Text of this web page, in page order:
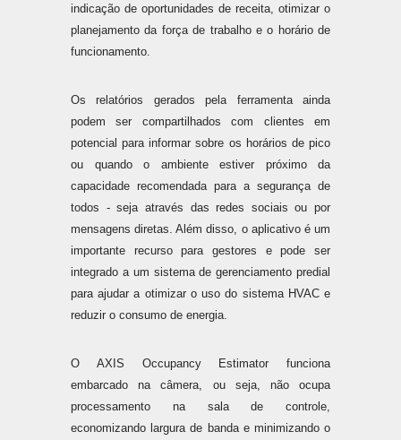
indicação de oportunidades de receita, otimizar o
planejamento da força de trabalho e o horário de
funcionamento.
Os relatórios gerados pela ferramenta ainda
podem ser compartilhados com clientes em
potencial para informar sobre os horários de pico
ou quando o ambiente estiver próximo da
capacidade recomendada para a segurança de
todos - seja através das redes sociais ou por
mensagens diretas. Além disso, o aplicativo é um
importante recurso para gestores e pode ser
integrado a um sistema de gerenciamento predial
para ajudar a otimizar o uso do sistema HVAC e
reduzir o consumo de energia.
O AXIS Occupancy Estimator funciona
embarcado na câmera, ou seja, não ocupa
processamento na sala de controle,
economizando largura de banda e minimizando o